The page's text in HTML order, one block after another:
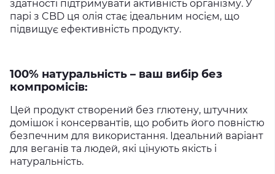
здатності підтримувати активність організму. У
парі з CBD ця олія стає ідеальним носієм, що
підвищує ефективність продукту.
100% натуральність – ваш вибір без
компромісів:
Цей продукт створений без глютену, штучних
домішок і консервантів, що робить його повністю
безпечним для використання. Ідеальний варіант
для веганів та людей, які цінують якість і
натуральність.